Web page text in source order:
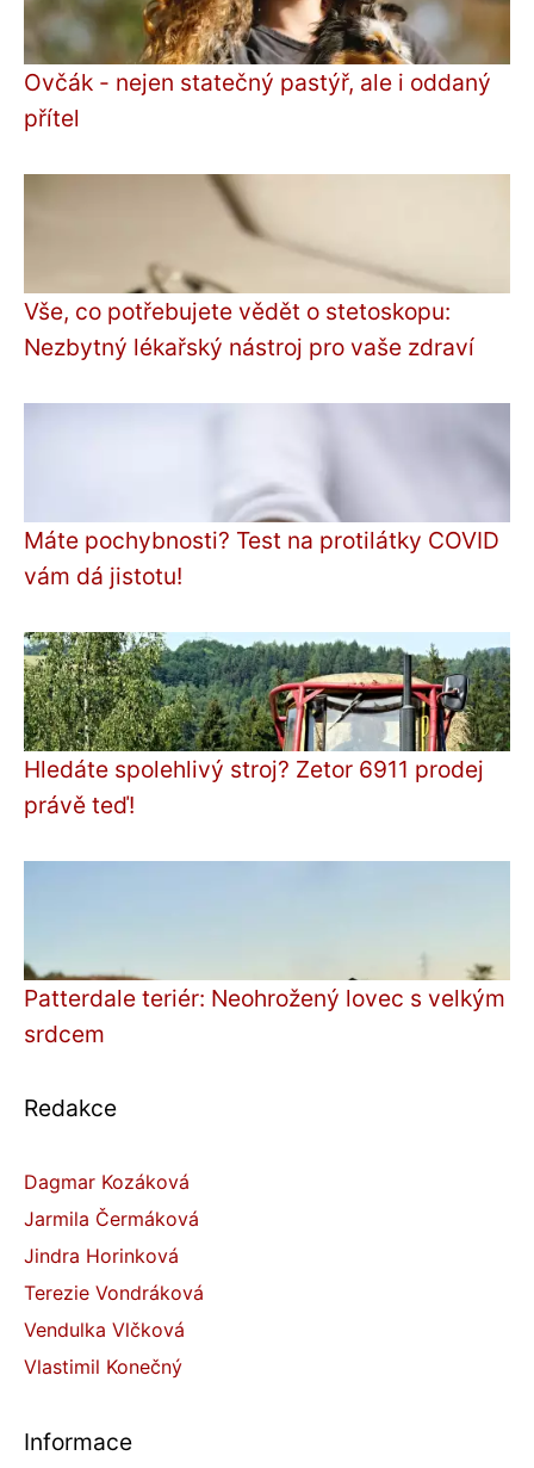
Ovčák - nejen statečný pastýř, ale i oddaný
přítel
Vše, co potřebujete vědět o stetoskopu:
Nezbytný lékařský nástroj pro vaše zdraví
Máte pochybnosti? Test na protilátky COVID
vám dá jistotu!
Hledáte spolehlivý stroj? Zetor 6911 prodej
právě teď!
Patterdale teriér: Neohrožený lovec s velkým
srdcem
Redakce
Dagmar Kozáková
Jarmila Čermáková
Jindra Horinková
Terezie Vondráková
Vendulka Vlčková
Vlastimil Konečný
Informace